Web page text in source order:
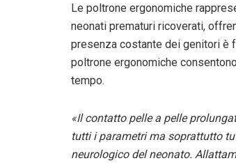
Le poltrone ergonomiche
neonati prematuri ricoverati,
presenza costante dei genitori è
poltrone ergonomiche
tempo.
«Il contatto pelle a pelle
tutti i parametri ma soprattutto
neurologico del neonato.